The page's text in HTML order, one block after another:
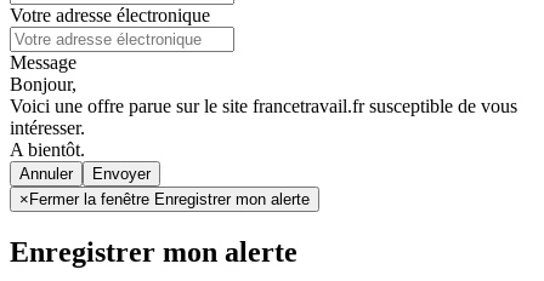
Votre adresse électronique
Message
Bonjour,
Voici une offre parue sur le site francetravail.fr susceptible de vous
intéresser.
A bientôt.
Annuler
× Fermer la fenêtre Enregistrer mon alerte
Enregistrer mon alerte